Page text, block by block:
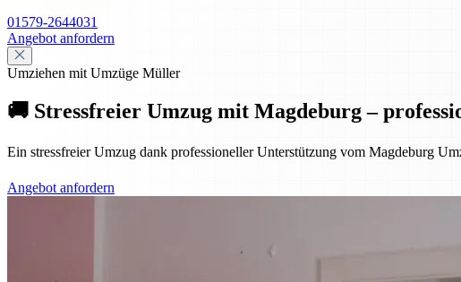
01579-2644031
Angebot anfordern
Umziehen mit Umzüge Müller
🚚 Stressfreier Umzug mit Magdeburg –
Ein stressfreier Umzug dank professioneller Unterstützung vom Magdeburg
Angebot anfordern